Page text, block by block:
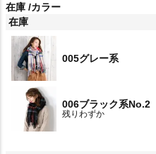
在庫 カラー
在庫
005グレー系
006ブラック系No.2
残りわずか